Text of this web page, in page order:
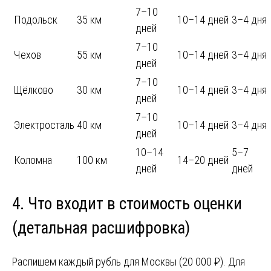
Подольск 35 км
7–10
дней
10–14 дней 3–4 дня
Чехов 55 км
7–10
дней
10–14 дней 3–4 дня
Щёлково 30 км
7–10
дней
10–14 дней 3–4 дня
Электросталь 40 км
7–10
дней
10–14 дней 3–4 дня
Коломна 100 км
10–14
дней
14–20 дней
5–7
дней
4. Что входит в стоимость оценки
(детальная расшифровка)
Распишем каждый рубль для Москвы (20 000 ₽). Для